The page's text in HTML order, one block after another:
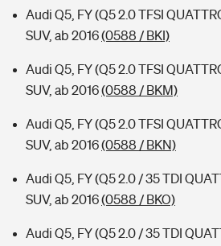
Audi Q5, FY (Q5 2.0 TFSI
SUV, ab 2016(0588 / BKI)
Audi Q5, FY (Q5 2.0 TFSI
SUV, ab 2016(0588 / BKM)
Audi Q5, FY (Q5 2.0 TFSI
SUV, ab 2016(0588 / BKN)
Audi Q5, FY (Q5 2.0 / 35 TDI
SUV, ab 2016(0588 / BKO)
Audi Q5, FY (Q5 2.0 / 35 TDI